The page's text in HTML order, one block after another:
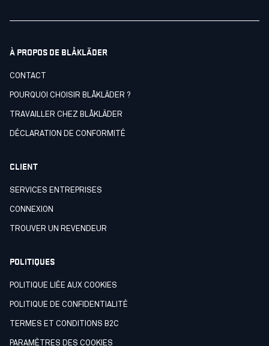
À PROPOS DE BLÅKLÄDER
CONTACT
POURQUOI CHOISIR BLÅKLÄDER ?
TRAVAILLER CHEZ BLÅKLÄDER
DÉCLARATION DE CONFORMITÉ
CLIENT
SERVICES ENTREPRISES
CONNEXION
TROUVER UN REVENDEUR
POLITIQUES
POLITIQUE LIÉE AUX COOKIES
POLITIQUE DE CONFIDENTIALITÉ
TERMES ET CONDITIONS B2C
PARAMÈTRES DES COOKIES